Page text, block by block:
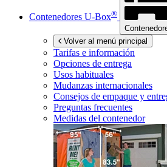
Contenedores U-Box®
Volver al menú principal
Tarifas e información
Opciones de entrega
Usos habituales
Mudanzas internacionales
Consejos de empaque y
Preguntas frecuentes
Medidas del contenedor